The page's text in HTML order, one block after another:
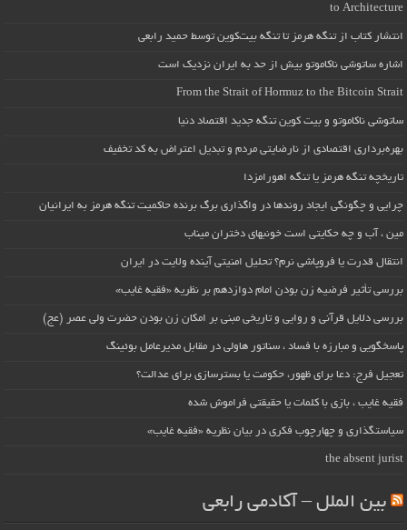
to Architecture
انتشار کتاب از تنگه هرمز تا تنگه بیت‌کوین توسط حمید رابعی
اشاره ساتوشی ناکاموتو بیش از حد به ایران نزدیک است
From the Strait of Hormuz to the Bitcoin Strait
ساتوشی ناکاموتو و بیت کوین تنگه جدید اقتصاد دنیا
بهره‌برداری اقتصادی از نارضایتی مردم و تبدیل اعتراض به کد تخفیف
تاریخچه تنگه هرمز یا تنگه اهورامزدا
چرایی و چگونگی ایجاد روندها در واگذاری برگ برنده حاکمیت تنگه هرمز به ایرانیان
مین ، آب و چه حکایتی است خونبهای دختران میناب
انتقال قدرت یا فروپاشی نرم؟ تحلیل امنیتی آینده ولایت در ایران
بررسی تأثیر فرضیه زن بودن امام دوازدهم بر نظریه «فقیه غایب»
بررسی دلایل قرآنی و روایی و تاریخی مبنی بر امکان زن بودن حضرت ولی عصر (عج)
پاسخگویی و مبارزه با فساد ، سناتور هاولی در مقابل مدیرعامل بوئینگ
تعجیل فرج: دعا برای ظهور، حکومت یا بسترسازی برای عدالت؟
فقیه غایب ، بازی با کلمات یا حقیقتی فراموش شده
سیاستگذاری و چهارچوب فکری در بیان نظریه «فقیه غایب»
the absent jurist
بین الملل – آکادمی رابعی